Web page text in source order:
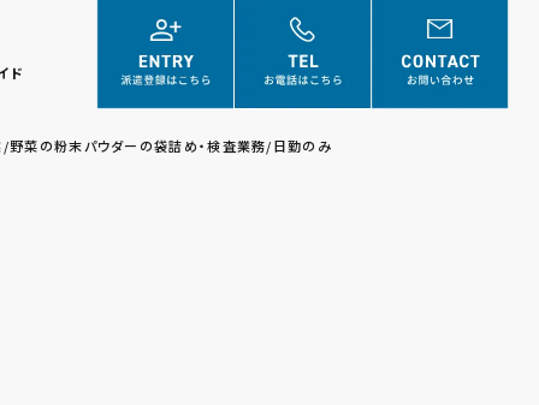
ド
野菜の粉末パウダーの袋詰め・検査業務/日勤のみ